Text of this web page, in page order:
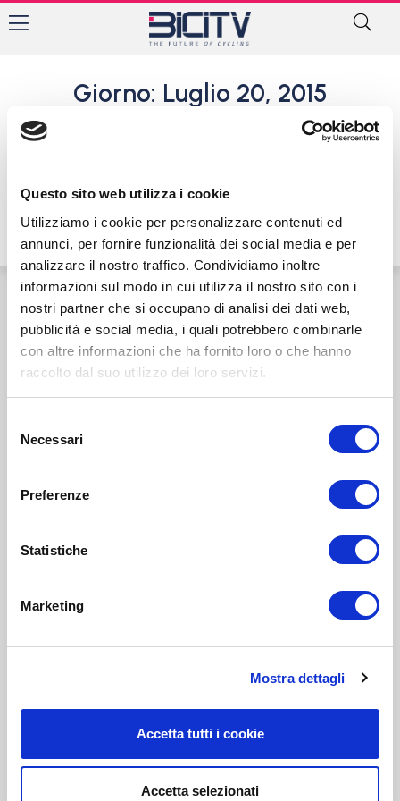
Questo sito web utilizza i cookie
Utilizziamo i cookie per personalizzare contenuti ed
annunci, per fornire funzionalità dei social media e per
analizzare il nostro traffico. Condividiamo inoltre
informazioni sul modo in cui utilizza il nostro sito con i
nostri partner che si occupano di analisi dei dati web,
pubblicità e social media, i quali potrebbero combinarle
con altre informazioni che ha fornito loro o che hanno
raccolto dal suo utilizzo dei loro servizi.
delNecessari
Preferenze
Statistiche
Marketing
Mostra dettagli
Accetta tutti i cookie
Accetta selezionati
Giorno: Luglio 20, 2015
Tour: Plaza vince, Nibali
guadagna 28"
20 Luglio 2015